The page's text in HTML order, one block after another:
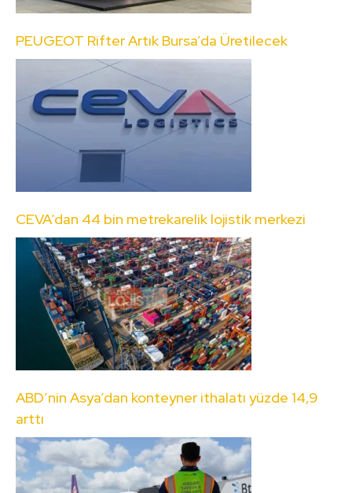
PEUGEOT Rifter Artık Bursa’da Üretilecek
CEVA’dan 44 bin metrekarelik lojistik merkezi
ABD’nin Asya’dan konteyner ithalatı yüzde 14,9
arttı